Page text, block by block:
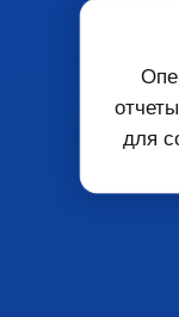
отчеты
для